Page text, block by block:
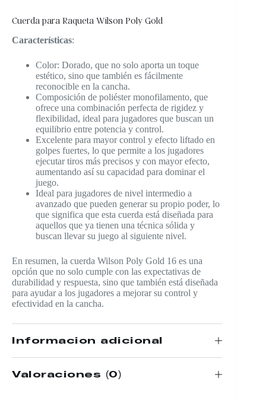
Cuerda para Raqueta Wilson Poly Gold
Características:
Color: Dorado, que no solo aporta un toque
estético, sino que también es fácilmente
reconocible en la cancha.
Composición de poliéster monofilamento, que
ofrece una combinación perfecta de rigidez y
flexibilidad, ideal para jugadores que buscan un
equilibrio entre potencia y control.
Excelente para mayor control y efecto liftado en
golpes fuertes, lo que permite a los jugadores
ejecutar tiros más precisos y con mayor efecto,
aumentando así su capacidad para dominar el
juego.
Ideal para jugadores de nivel intermedio a
avanzado que pueden generar su propio poder, lo
que significa que esta cuerda está diseñada para
aquellos que ya tienen una técnica sólida y
buscan llevar su juego al siguiente nivel.
En resumen, la cuerda Wilson Poly Gold 16 es una
opción que no solo cumple con las expectativas de
durabilidad y respuesta, sino que también está diseñada
para ayudar a los jugadores a mejorar su control y
efectividad en la cancha.
Información adicional
Valoraciones (0)